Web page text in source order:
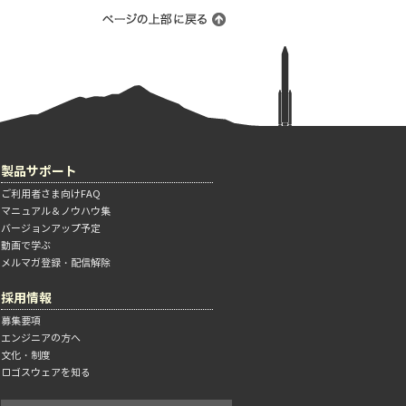
製品サポート
ご利用者さま向けFAQ
マニュアル＆ノウハウ集
バージョンアップ予定
動画で学ぶ
メルマガ登録・配信解除
採用情報
募集要項
エンジニアの方へ
文化・制度
ロゴスウェアを知る